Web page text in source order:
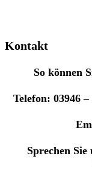
Kontakt
So können
Telefon: 03946
Sprechen